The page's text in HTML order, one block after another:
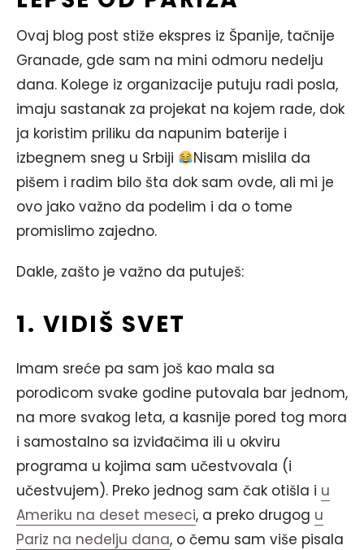
Ovaj blog post stiže ekspres iz Španije, tačnije
Granade, gde sam na mini odmoru nedelju
dana. Kolege iz organizacije putuju radi posla,
imaju sastanak za projekat na kojem rade, dok
ja koristim priliku da napunim baterije i
izbegnem sneg u Srbiji
Nisam mislila da
pišem i radim bilo šta dok sam ovde, ali mi je
ovo jako važno da podelim i da o tome
promislimo zajedno.
Dakle, zašto je važno da putuješ:
1. VIDIŠ SVET
Imam sreće pa sam još kao mala sa
porodicom svake godine putovala bar jednom,
na more svakog leta, a kasnije pored tog mora
i samostalno sa izviđačima ili u okviru
programa u kojima sam učestvovala (i
učestvujem). Preko jednog sam čak otišla i u
Ameriku na deset meseci, a preko drugog u
Pariz na nedelju dana, o čemu sam više pisala